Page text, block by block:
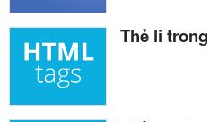
Thẻ li